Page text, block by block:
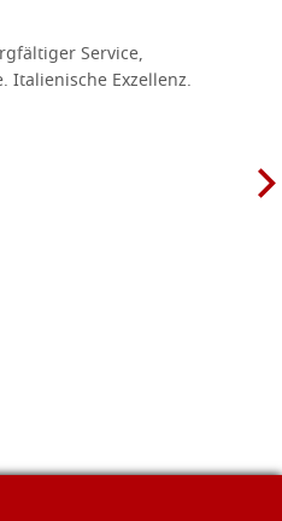
Service,
Italienische Exzellenz.